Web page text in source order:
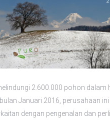
2.600.000 pohon dalam
Januari 2016, perusahaan
dengan pengenalan dan